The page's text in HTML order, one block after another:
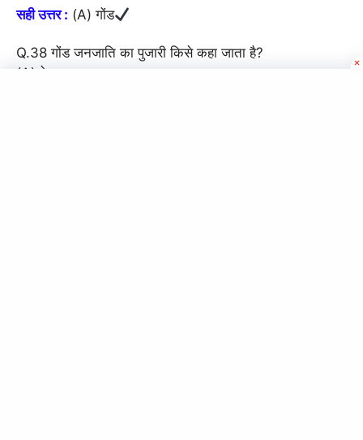
सही उत्तर : (A) गोंड
Q.38 गोंड जनजाति का पुजारी किसे कहा जाता है?
(A) वेवात